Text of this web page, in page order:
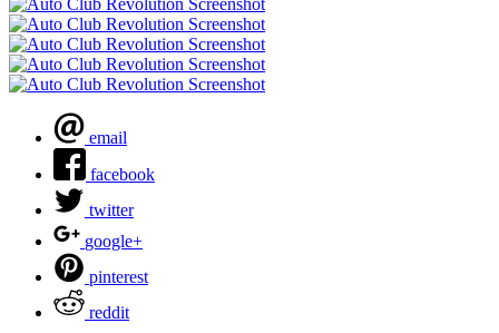
email
facebook
twitter
google+
pinterest
reddit